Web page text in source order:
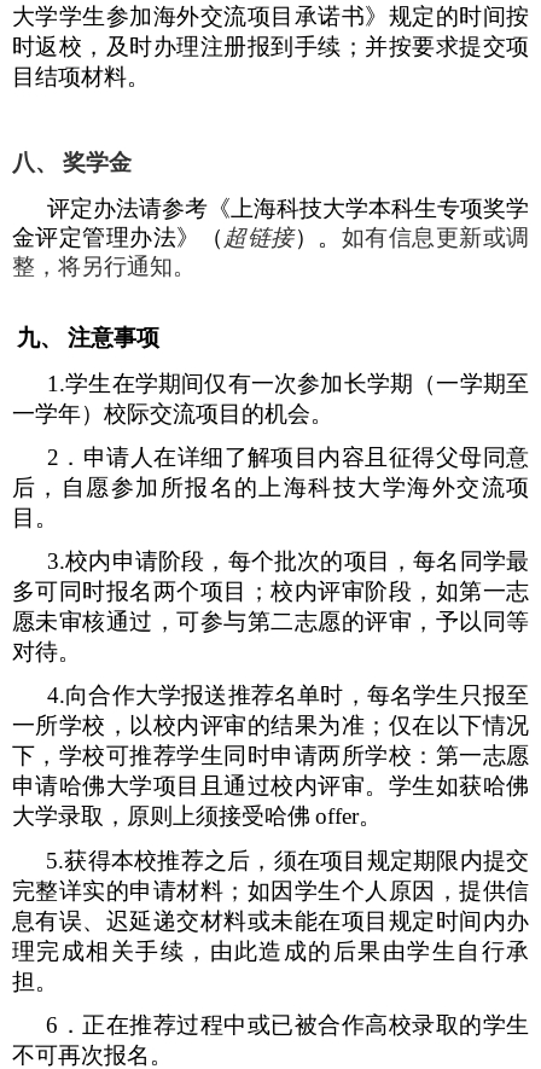
大学学生参加海外交流项目承诺书》规定的时间按
时返校，及时办理注册报到手续；并按要求提交项
目结项材料。
八、
奖学金
评定办法请参考《上海科技大学本科生专项奖学
金评定管理办法》（ 超链接）。 如有信息更新或调
整，将另行通知。
九、
注意事项
1.学生在学期间仅有一次参加长学期（一学期至
一学年）校际交流项目的机会。
2 ．申请人在详细了解项目内容且征得父母同意
后，自愿参加所报名的上海科技大学海外交流项
目。
3.校内申请阶段，每个批次的项目，每名同学最
多可同时报名两个项目；校内评审阶段，如第一志
愿未审核通过，可参与第二志愿的评审，予以同等
对待。
4.向合作大学报送推荐名单时，每名学生只报至
一所学校，以校内评审的结果为准；仅在以下情况
下，学校可推荐学生同时申请两所学校：第一志愿
申请哈佛大学项目且通过校内评审。学生如获哈佛
大学录取，原则上须接受哈佛 offer。
5.获得本校推荐之后，须在项目规定期限内提交
完整详实的申请材料；如因学生个人原因，提供信
息有误、迟延递交材料或未能在项目规定时间内办
理完成相关手续，由此造成的后果由学生自行承
担。
6 ．正在推荐过程中或已被合作高校录取的学生
不可再次报名。